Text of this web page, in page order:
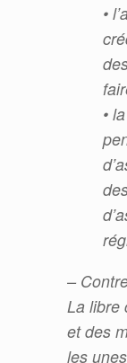
•
•
–
La libre
et des
les